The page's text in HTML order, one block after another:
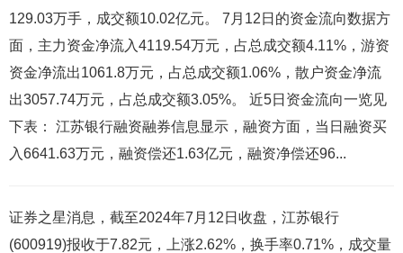
129.03万手，成交额10.02亿元。 7月12日的资金流向数据方
面，主力资金净流入4119.54万元，占总成交额4.11%，游资
资金净流出1061.8万元，占总成交额1.06%，散户资金净流
出3057.74万元，占总成交额3.05%。 近5日资金流向一览见
下表： 江苏银行融资融券信息显示，融资方面，当日融资买
入6641.63万元，融资偿还1.63亿元，融资净偿还96...
证券之星消息，截至2024年7月12日收盘，江苏银行
(600919)报收于7.82元，上涨2.62%，换手率0.71%，成交量